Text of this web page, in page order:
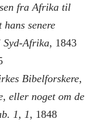
fra Afrika til
senere
Syd-Afrika, 1843
Bibelforskere,
eller noget om de
1, 1, 1848